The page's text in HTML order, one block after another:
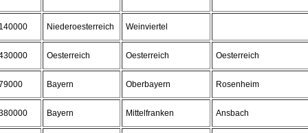
Niederoesterreich Weinviertel
Oesterreich Oesterreich Oesterreich
Bayern Oberbayern Rosenheim
Bayern Mittelfranken Ansbach